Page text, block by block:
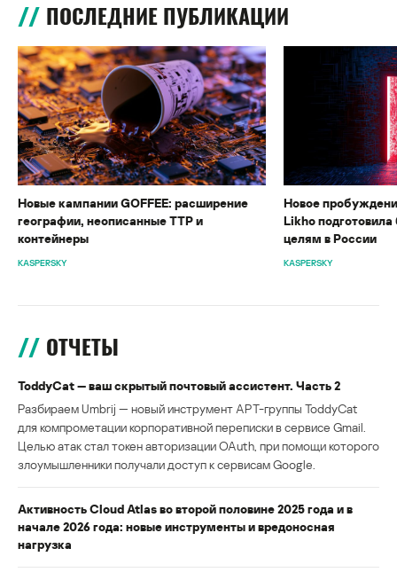
ПОСЛЕДНИЕ ПУБЛИКАЦИИ
Новые кампании GOFFEE: расширение
географии, неописанные TTP и
контейнеры
KASPERSKY
Новое
Likho
целям в России
KASPERSKY
ОТЧЕТЫ
ToddyCat — ваш скрытый почтовый ассистент. Часть 2
Разбираем Umbrij — новый инструмент APT-группы ToddyCat
для компрометации корпоративной переписки в сервисе Gmail.
Целью атак стал токен авторизации OAuth, при помощи которого
злоумышленники получали доступ к сервисам Google.
Активность Cloud Atlas во второй половине 2025 года и в
начале 2026 года: новые инструменты и вредоносная
нагрузка